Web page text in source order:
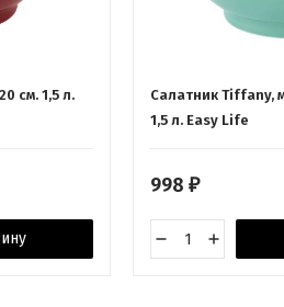
см. 1,5 л.
Салатник Tiffany,
1,5 л. Easy Life
998 ₽